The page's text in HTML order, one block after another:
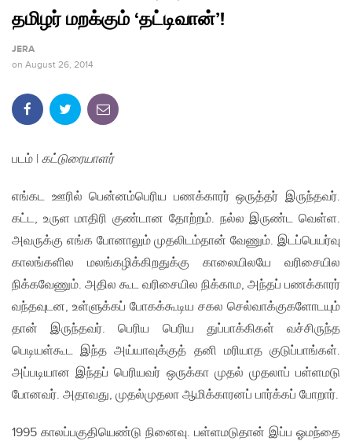
தமிழர் மறக்கும் ‘தட்டிவான்’!
JERA
on August 26, 2014
படம் | கட்டுரையாளர்
எங்கட ஊரில் பென்னம்பெரிய பணக்காரர் ஒருத்தர் இருந்தவர்.
கட்ட, உருள மாதிரி குண்டான தோற்றம். நல்ல இருண்ட வெள்ள.
அவருக்கு எங்க போனாலும் முதலிடம்தான் வேணும். இடப்பெயர்வு
காலங்களில மலங்கழிக்கிறதுக்கு காலையிலயே வரிசையில
நிக்கவேணும். அதில கூட வரிசையில நிக்காம, அந்தப் பணக்காரர்
வந்தவுடன, உள்ளுக்கப் போகக்கூடிய சகல செல்வாக்குகளோடயும்
தான் இருந்தவர். பெரிய பெரிய துப்பாக்கிகள் வச்சிருந்த
பெடியள்கூட இந்த அய்யாவுக்குத் தனி மரியாத குடுப்பாங்கள்.
அப்படியான இந்தப் பெரியவர் ஒருக்கா முதல் முதலாப் பள்ளமடு
போனவர். அதாவது, முதல்முதலா ஆமிக்காரனப் பார்க்கப் போறார்.
1995 காலப்பகுதியெண்டு நினைவு. பள்ளமடுதான் இப்ப ஓமந்தை